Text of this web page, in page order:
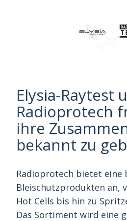
Elysia-Raytest
Radioprotech
ihre
bekannt zu
Radioprotech bietet eine
Bleischutzprodukten an,
Hot Cells bis hin zu
Das Sortiment wird eine